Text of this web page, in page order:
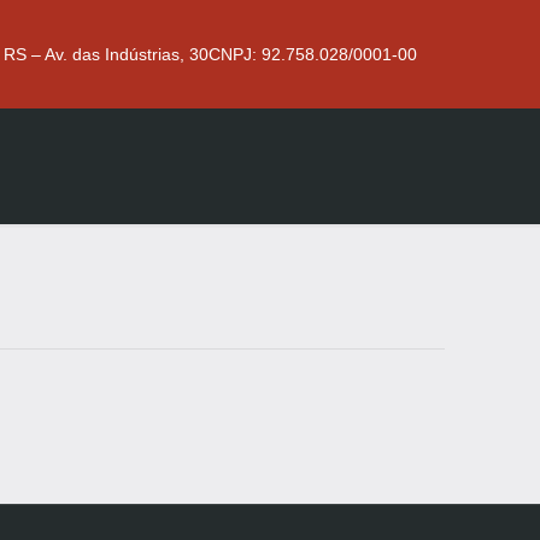
– Av. das Indústrias, 30CNPJ: 92.758.028/0001-00